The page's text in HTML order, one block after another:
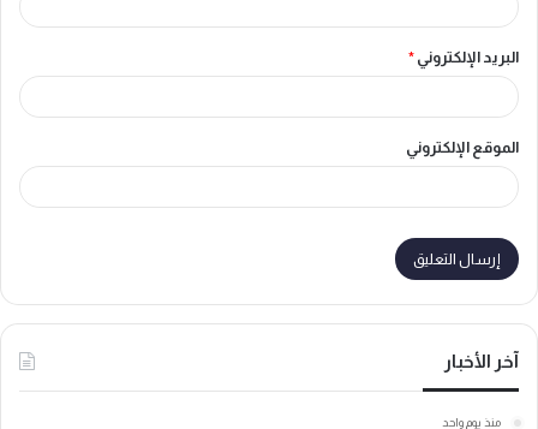
البريد الإلكتروني *
الموقع الإلكتروني
آخر الأخبار
منذ يوم واحد